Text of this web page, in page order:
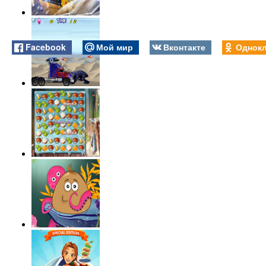
Facebook Мой мир Вконтакте